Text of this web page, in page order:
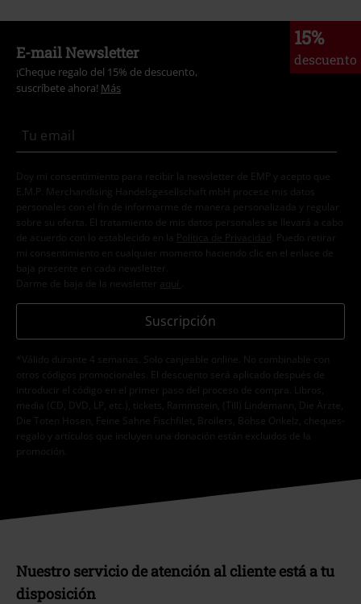
15%
descuento
E-mail Newsletter
¡Cheque regalo del 15% de descuento,
suscríbete ahora! Más
Doy mi consentimiento para recibir la newsletter de EMP y acepto que
E.M.P. Merchandising Handelsgesellschaft mbH procese mis datos
personales con el fin de informarme de manera personalizada y regular
sobre su oferta. El tratamiento de mis datos personales se llevará a cabo
de acuerdo con lo establecido en la
Política de Privacidad . Puedo retirar
mi consentimiento en cualquier momento haciendo clic en el enlace de
baja presente en cada newsletter.
Darme de baja de la newsletter
aquí
Suscripción
*Válido durante 4 semanas. Solo canjeable online. No combinable con
otros códigos promocionales. El descuento será aplicado después de
introducir el código en el primer paso del proceso de compra. Libros,
media (CD, DVD, LP, etc.), tickets, Rammstein, (Till) Lindemann, Die Ärzte,
Die Toten Hosen, Feine Sahne Fischfilet, Broilers, Böhse Onkelz, cheques-
regalo y artículos que incluyen una donación están excluidos de la
promoción.
Nuestro servicio de atención al cliente está a tu
disposición